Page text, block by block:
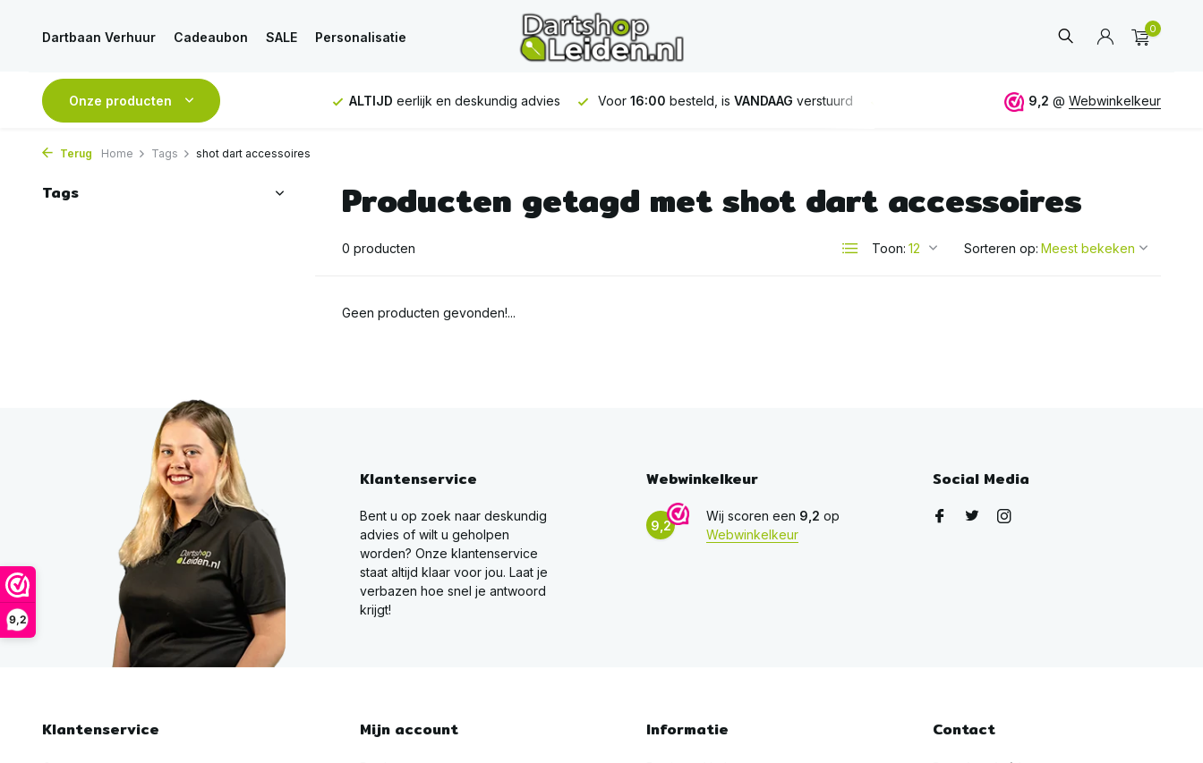
9,2
Dartbaan Verhuur Cadeaubon SALE Personalisatie
Account
0
Onze producten
verstuurd GRATIS verzending vanaf 50€ ALTIJD eerlijk en deskundig advies Voor 16:00 besteld, is VANDAAG verstuurd verzending vanaf 50€ ALTIJDeerlijk
9,2 @ Webwinkelkeur
Terug Home Tags shot dart accessoires
Tags Producten getagd met shot dart accessoires
0 producten Toon: Sorteren op:
Geen producten gevonden!...
Klantenservice
Bent u op zoek naar deskundig
advies of wilt u geholpen
worden? Onze klantenservice
staat altijd klaar voor jou. Laat je
verbazen hoe snel je antwoord
krijgt!
Webwinkelkeur
9,2
Wij scoren een 9,2 op
Webwinkelkeur
Social Media
Klantenservice Mijn account Informatie Contact